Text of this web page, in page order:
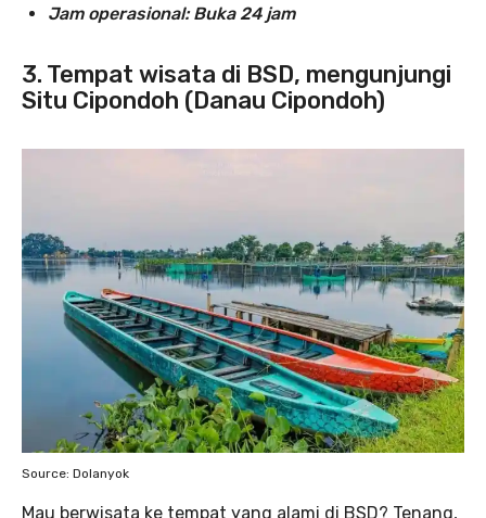
Jam operasional: Buka 24 jam
3. Tempat wisata di BSD, mengunjungi
Situ Cipondoh (Danau Cipondoh)
Source: Dolanyok
Mau berwisata ke tempat yang alami di BSD? Tenang,